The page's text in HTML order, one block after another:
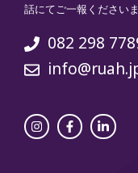
話にてご一報ください
082 298